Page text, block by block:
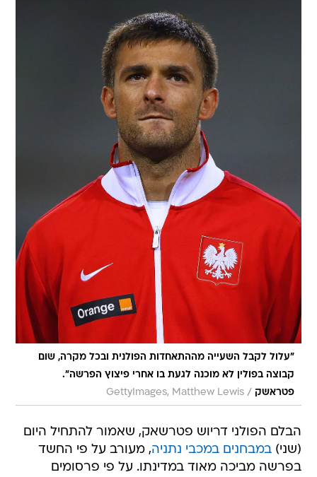
"עלול לקבל השעייה מההתאחדות הפולנית ובכל מקרה, שום
קבוצה בפולין לא מוכנה לגעת בו אחרי פיצוץ הפרשה".
פטראשק /
GettyImages, Matthew Lewis
הבלם הפולני דריוש פטרשאק, שאמור להתחיל היום
(שני)במבחנים במכבי נתניה, מעורב על פי החשד
בפרשה מביכה מאוד במדינתו. על פי פרסומים